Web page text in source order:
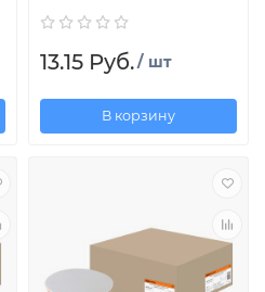
13.15 Руб./ шт
В корзину